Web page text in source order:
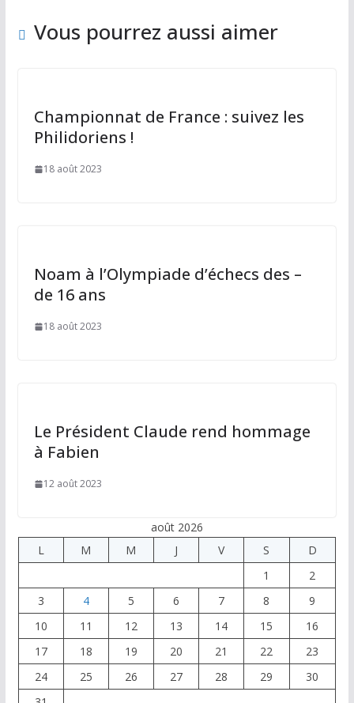
k
Vous pourrez aussi aimer
Championnat de France : suivez les
Philidoriens !
18 août 2023
Noam à l’Olympiade d’échecs des –
de 16 ans
18 août 2023
Le Président Claude rend hommage
à Fabien
12 août 2023
août 2026
L
M M J V S
D
1
2
3
4 5 6 7 8
9
10
11 12 13 14 15
16
17
18 19 20 21 22
23
24
25 26 27 28 29
30